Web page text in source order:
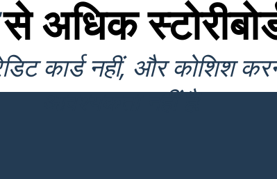
अधिक
कार्ड नहीं, और कोशिश
आवश्यकता नहीं है!